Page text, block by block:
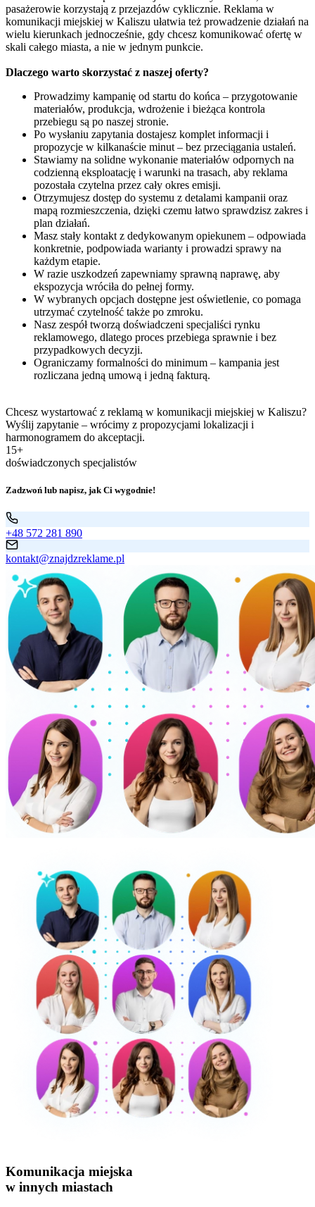
pasażerowie korzystają z przejazdów cyklicznie. Reklama w
komunikacji miejskiej w Kaliszu ułatwia też prowadzenie działań na
wielu kierunkach jednocześnie, gdy chcesz komunikować ofertę w
skali całego miasta, a nie w jednym punkcie.
Dlaczego warto skorzystać z naszej oferty?
Prowadzimy kampanię od startu do końca – przygotowanie
materiałów, produkcja, wdrożenie i bieżąca kontrola
przebiegu są po naszej stronie.
Po wysłaniu zapytania dostajesz komplet informacji i
propozycje w kilkanaście minut – bez przeciągania ustaleń.
Stawiamy na solidne wykonanie materiałów odpornych na
codzienną eksploatację i warunki na trasach, aby reklama
pozostała czytelna przez cały okres emisji.
Otrzymujesz dostęp do systemu z detalami kampanii oraz
mapą rozmieszczenia, dzięki czemu łatwo sprawdzisz zakres i
plan działań.
Masz stały kontakt z dedykowanym opiekunem – odpowiada
konkretnie, podpowiada warianty i prowadzi sprawy na
każdym etapie.
W razie uszkodzeń zapewniamy sprawną naprawę, aby
ekspozycja wróciła do pełnej formy.
W wybranych opcjach dostępne jest oświetlenie, co pomaga
utrzymać czytelność także po zmroku.
Nasz zespół tworzą doświadczeni specjaliści rynku
reklamowego, dlatego proces przebiega sprawnie i bez
przypadkowych decyzji.
Ograniczamy formalności do minimum – kampania jest
rozliczana jedną umową i jedną fakturą.
Chcesz wystartować z reklamą w komunikacji miejskiej w Kaliszu?
Wyślij zapytanie – wrócimy z propozycjami lokalizacji i
harmonogramem do akceptacji.
15+
doświadczonych specjalistów
Zadzwoń lub napisz, jak Ci wygodnie!
+48 572 281 890
kontakt@znajdzreklame.pl
Komunikacja miejska
w innych miastach